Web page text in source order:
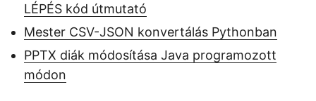
LÉPÉS kód útmutató
Mester CSV-JSON konvertálás Pythonban
PPTX diák módosítása Java programozott
módon